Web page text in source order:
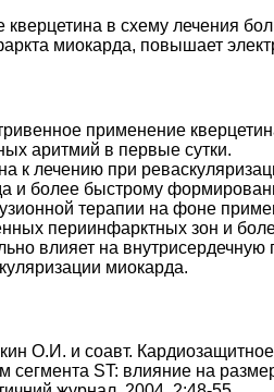
в схему лечения
миокарда, повышает
применение
аритмий в первые сутки.
к лечению при
и более быстрому
терапии на фоне
периинфарктных зон и
влияет на
миокарда.
О.И. и соавт.
сегмента ST: влияние на